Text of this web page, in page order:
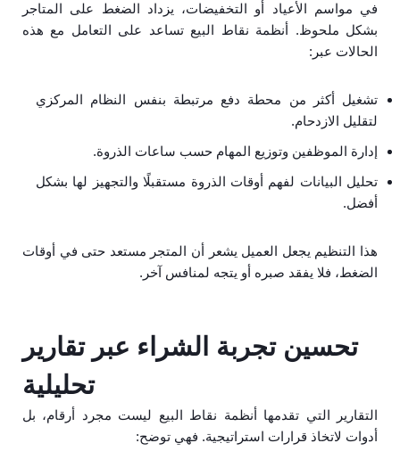
في مواسم الأعياد أو التخفيضات، يزداد الضغط على المتاجر
بشكل ملحوظ. أنظمة نقاط البيع تساعد على التعامل مع هذه
الحالات عبر:
تشغيل أكثر من محطة دفع مرتبطة بنفس النظام المركزي
لتقليل الازدحام.
إدارة الموظفين وتوزيع المهام حسب ساعات الذروة.
تحليل البيانات لفهم أوقات الذروة مستقبلًا والتجهيز لها بشكل
أفضل.
هذا التنظيم يجعل العميل يشعر أن المتجر مستعد حتى في أوقات
الضغط، فلا يفقد صبره أو يتجه لمنافس آخر.
تحسين تجربة الشراء عبر تقارير
تحليلية
التقارير التي تقدمها أنظمة نقاط البيع ليست مجرد أرقام، بل
أدوات لاتخاذ قرارات استراتيجية. فهي توضح: